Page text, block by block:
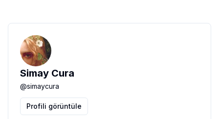
Simay Cura
@simaycura
Profili görüntüle